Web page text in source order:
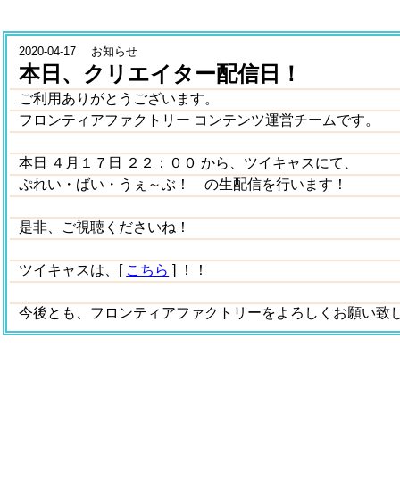
2020-04-17 お知らせ
本日、クリエイター配信日！
ご利用ありがとうございます。
フロンティアファクトリー コンテンツ運営チームです。
本日 ４月１７日 ２２：００ から、ツイキャスにて、
ぷれい・ばい・うぇ～ぶ！ の生配信を行います！
是非、ご視聴くださいね！
ツイキャスは、[ こちら ] ！！
今後とも、フロンティアファクトリーをよろしくお願い致